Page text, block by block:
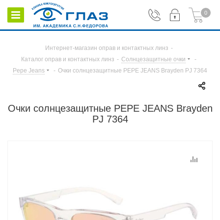
0
Интернет-магазин оправ и контактных линз -
Каталог оправ и контактных линз - Солнцезащитные очки
-
Pepe Jeans
- Очки солнцезащитные PEPE JEANS Brayden PJ 7364
Очки солнцезащитные PEPE JEANS Brayden
PJ 7364